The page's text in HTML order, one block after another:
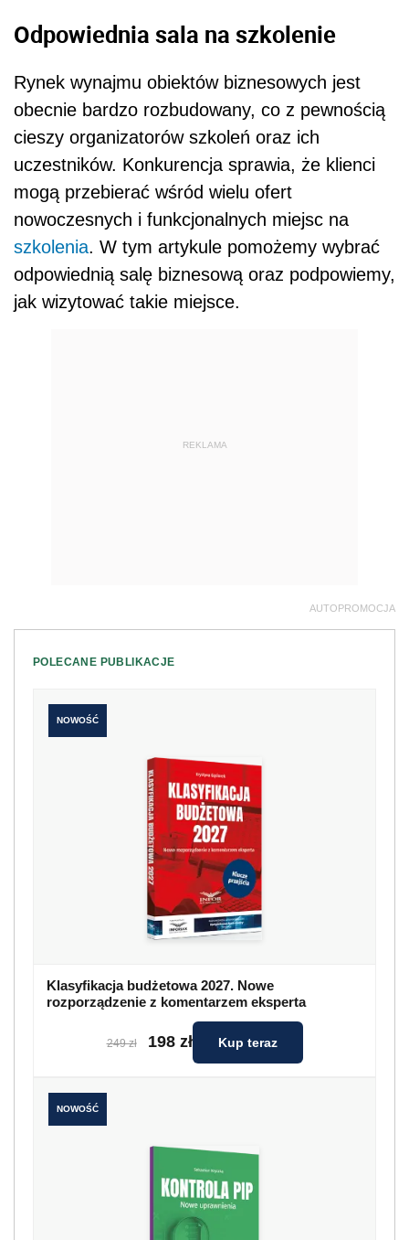
Odpowiednia sala na szkolenie
Rynek wynajmu obiektów biznesowych jest
obecnie bardzo rozbudowany, co z pewnością
cieszy organizatorów szkoleń oraz ich
uczestników. Konkurencja sprawia, że klienci
mogą przebierać wśród wielu ofert
nowoczesnych i funkcjonalnych miejsc na
szkolenia. W tym artykule pomożemy wybrać
odpowiednią salę biznesową oraz podpowiemy,
jak wizytować takie miejsce.
REKLAMA
AUTOPROMOCJA
POLECANE PUBLIKACJE
NOWOŚĆ
Klasyfikacja budżetowa 2027. Nowe
rozporządzenie z komentarzem eksperta
249 zł 198 zł Kup teraz
NOWOŚĆ